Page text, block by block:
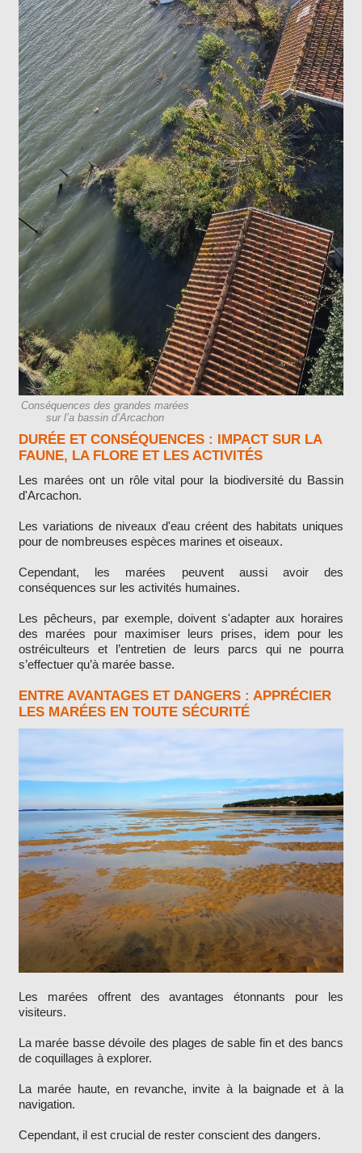
Conséquences des grandes marées
sur l’a bassin d’Arcachon
DURÉE ET CONSÉQUENCES : IMPACT SUR LA
FAUNE, LA FLORE ET LES ACTIVITÉS
Les marées ont un rôle vital pour la biodiversité du Bassin
d'Arcachon.
Les variations de niveaux d'eau créent des habitats uniques
pour de nombreuses espèces marines et oiseaux.
Cependant, les marées peuvent aussi avoir des
conséquences sur les activités humaines.
Les pêcheurs, par exemple, doivent s'adapter aux horaires
des marées pour maximiser leurs prises, idem pour les
ostréiculteurs et l’entretien de leurs parcs qui ne pourra
s’effectuer qu’à marée basse.
ENTRE AVANTAGES ET DANGERS : APPRÉCIER
LES MARÉES EN TOUTE SÉCURITÉ
Les marées offrent des avantages étonnants pour les
visiteurs.
La marée basse dévoile des plages de sable fin et des bancs
de coquillages à explorer.
La marée haute, en revanche, invite à la baignade et à la
navigation.
Cependant, il est crucial de rester conscient des dangers.